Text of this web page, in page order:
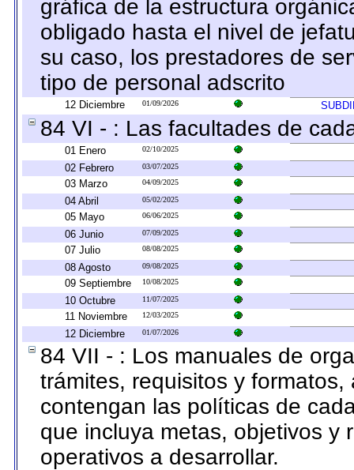
gráfica de la estructura
obligado hasta el nivel de
su caso, los prestadores de
tipo de personal adscrito
12 Diciembre 01/09/2026
84 VI - : Las facultades de
01 Enero 02/10/2025
02 Febrero 03/07/2025
03 Marzo 04/09/2025
04 Abril 05/02/2025
05 Mayo 06/06/2025
06 Junio 07/09/2025
07 Julio 08/08/2025
08 Agosto 09/08/2025
09 Septiembre 10/08/2025
10 Octubre 11/07/2025
11 Noviembre 12/03/2025
12 Diciembre 01/07/2026
84 VII - : Los manuales de
trámites, requisitos y
contengan las políticas de
que incluya metas, objetivos y
operativos a desarrollar.